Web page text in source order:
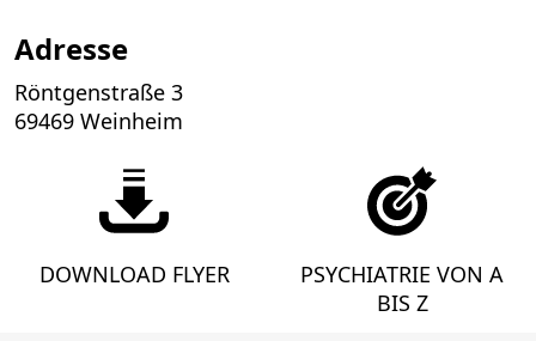
Adresse
Röntgenstraße 3
69469 Weinheim
DOWNLOAD FLYER
PSYCHIATRIE VON A
BIS Z